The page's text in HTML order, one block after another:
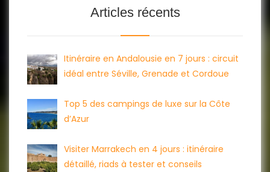
Articles récents
Itinéraire en Andalousie en 7 jours : circuit
idéal entre Séville, Grenade et Cordoue
Top 5 des campings de luxe sur la Côte
d’Azur
Visiter Marrakech en 4 jours : itinéraire
détaillé, riads à tester et conseils